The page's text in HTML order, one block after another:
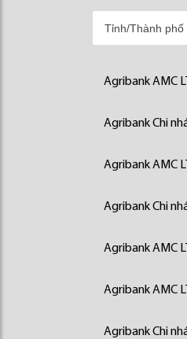
Agribank AMC
Agribank Chi
Agribank AMC
Agribank Chi
Agribank AMC
Agribank AMC
Agribank Chi